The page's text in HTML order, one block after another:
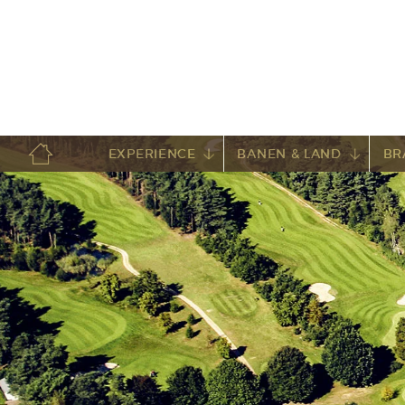
EXPERIENCE BANEN & LAND